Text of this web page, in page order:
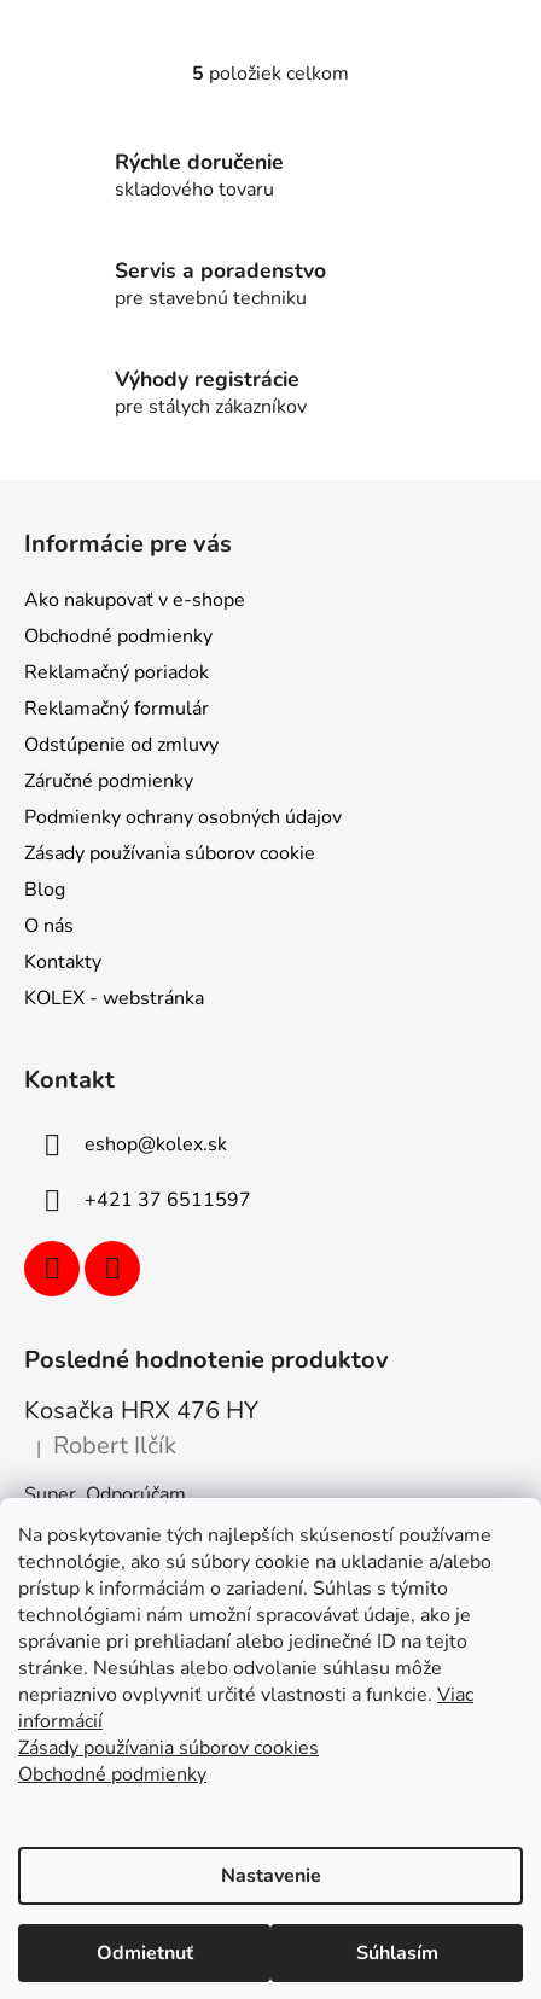
Na poskytovanie tých najlepších skúseností používame
technológie, ako sú súbory cookie na ukladanie a/alebo
prístup k informáciám o zariadení. Súhlas s týmito
technológiami nám umožní spracovávať údaje, ako je
správanie pri prehliadaní alebo jedinečné ID na tejto
stránke. Nesúhlas alebo odvolanie súhlasu môže
nepriaznivo ovplyvniť určité vlastnosti a funkcie. Viac
informácií
Zásady používania súborov cookies
Obchodné podmienky
Nastavenie
Odmietnuť Súhlasím
Otváracie hodiny: Po - Pia od 7:00 do 15:30 tel. kontakt: +421 376
O
á
d
i
e
v
k
5 položiek celkom
Rýchle doručenie
skladového tovaru
Servis a poradenstvo
pre stavebnú techniku
Výhody registrácie
pre stálych zákazníkov
Informácie pre vás
Ako nakupovať v e-shope
Obchodné podmienky
Reklamačný poriadok
Reklamačný formulár
Odstúpenie od zmluvy
Záručné podmienky
Podmienky ochrany osobných údajov
Zásady používania súborov cookie
Blog
O nás
Kontakty
KOLEX - webstránka
Kontakt
eshop@kolex.sk
+421 37 6511597
Posledné hodnotenie produktov
Kosačka HRX 476 HY
Hodnotenie produktu je 5 z 5 hviezdičiek.
| Robert Ilčík
Super. Odporúčam
Facebook
KOLEX.sk - Predaj stavebných strojov a
stavebnej techniky
Kolex, s.r.o. - webstránka
Honda Linked In Youtube KOLEX
Vytvoril Shoptet
Copyright 2026KOLEX.sk - Predaj stavebných strojov
a stavebnej techniky. Všetky práva vyhradené.